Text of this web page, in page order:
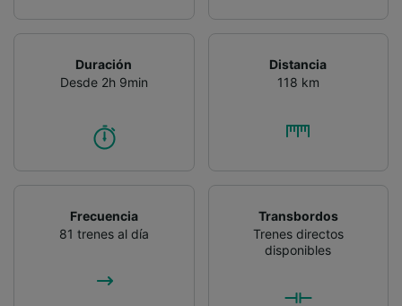
Duración
Desde 2h 9min
Distancia
118 km
Frecuencia
81 trenes al día
Transbordos
Trenes directos
disponibles